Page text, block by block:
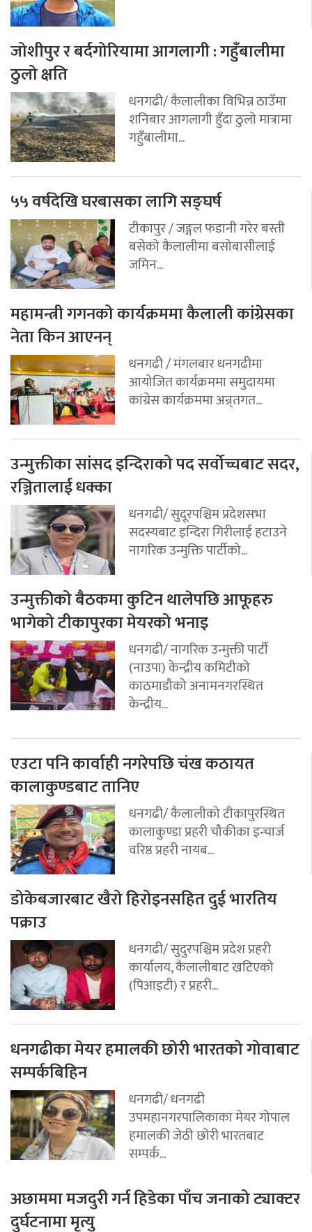
जोशीपुर र बर्दगोरियामा आगलागी : गहुँबालीमा
ठुलो क्षति
धनगढी/ कैलालीका विभिन्न ठाउँमा
शनिबार आगलागी हुँदा ठुलो मात्रामा
गहुँबालीमा...
५५ वर्षदेखि घरबासका लागि सङ्घर्ष
टीकापुर / जङ्गल फडानी गरेर बस्ती
बसेको कैलालीमा बसोबासीलाई
जमिन...
महामन्त्री गगनको कार्यक्रममा कैलाली कांग्रेसका
नेता किन आएनन्
धनगढी / मंगलबार धनगढीमा
आयोजित कार्यक्रममा समुदायमा
कांग्रेस कार्यक्रममा अन्र्तगत...
उन्मुक्तीका सांसद इन्दिराको पद सर्वोच्चबाट सदर,
रञ्जितालाई धक्का
धनगढी/ सुदूरपश्चिम प्रदेशसभा
सदस्यबाट इन्दिरा गिरीलाई हटाउने
नागरिक उन्मुक्ति पार्टीको...
उन्मुक्तीको बैठकमा कुटिन थालेपछि आफूहरु
भागेको टीकापुरका मेयरको भनाइ
धनगढी/ नागरिक उन्मुक्ती पार्टी
(नाउपा) केन्द्रीय कमिटीको
काठमाडौको अनामनगरस्थित
केन्द्रीय...
एउटा पनि कार्वाही नगरेपछि चंख कठायत
कालाकुण्डबाट तानिए
धनगढी/ कैलालीको टीकापुरस्थित
कालाकुण्डा प्रहरी चौकीका इन्चार्ज
वरिष्ठ प्रहरी नायब...
डोकेबजारबाट खैरो हिरोइनसहित दुई भारतिय
पक्राउ
धनगढी/ सुदुरपश्चिम प्रदेश प्रहरी
कार्यालय, कैलालीबाट खटिएको
(पिआइटी) र प्रहरी...
धनगढीका मेयर हमालकी छोरी भारतको गोवाबाट
सम्पर्कबिहिन
धनगढी/ धनगढी
उपमहानगरपालिकाका मेयर गोपाल
हमालकी जेठी छोरी भारतबाट
सम्पर्क...
अछाममा मजदुरी गर्न हिडेका पाँच जनाको ट्याक्टर
दुर्घटनामा मृत्यु